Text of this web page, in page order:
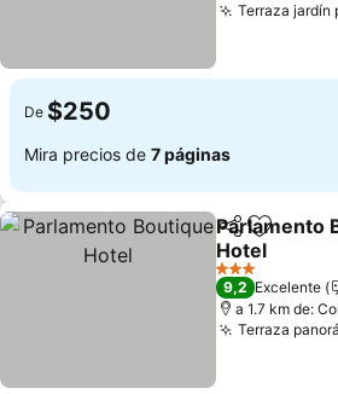
Terraza jardín
De $250
Mira precios de 7 páginas
Compartir
Agregar
Parlamento
Hotel
3 Estrellas
9,2 Excelente
a 1.7 km de:
Terraza